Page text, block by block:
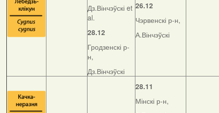
Дз.Вінчэўскі et
al.
28.12
Гродзенскі р-
н,
Дз.Вінчэўскі
26.12
Чэрвенскі р-н,
А.Вінчэўскі
28.11
Мінскі р-н,